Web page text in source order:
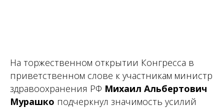
На торжественном открытии Конгресса в
приветственном слове к участникам министр
здравоохранения РФ Михаил Альбертович
Мурашко подчеркнул значимость усилий